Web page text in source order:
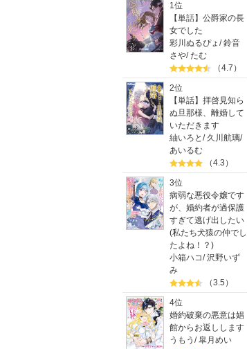
1位
【単話】公爵家の長
女でした
彩川ぬるぴょ /鈴音
さや/たむ
（4.7）
2位
【単話】拝啓見知ら
ぬ旦那様、離婚して
いただきます
紬いろと / 久川航璃/
あいるむ
（4.3）
3位
病弱な悪役令嬢です
が、婚約者が過保護
すぎて逃げ出したい
(私たち犬猿の仲でし
たよね！？)
小箱ハコ/沢野いず
み
（3.5）
4位
婚約破棄の悪意は娼
館からお返しします
うもう /皐月めい